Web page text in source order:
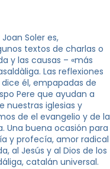
Soler es,
textos de charlas o
y las causas – «más
Las reflexiones
él, empapadas de
Pere que ayudan a
nuestras iglesias y
de el evangelio y de la
Una buena ocasión para
y profecía, amor radical
al Jesús y al Dios de los
catalán universal.